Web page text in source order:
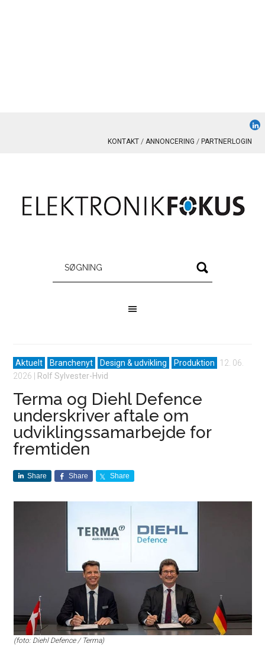
KONTAKT ANNONCERING PARTNERLOGIN
Aktuelt Branchenyt Design & udvikling Produktion
12. 06.
2026
Rolf Sylvester-Hvid
Terma og Diehl Defence
underskriver aftale om
udviklingssamarbejde for
fremtiden
Share Share Share
(foto: Diehl Defence / Terma)